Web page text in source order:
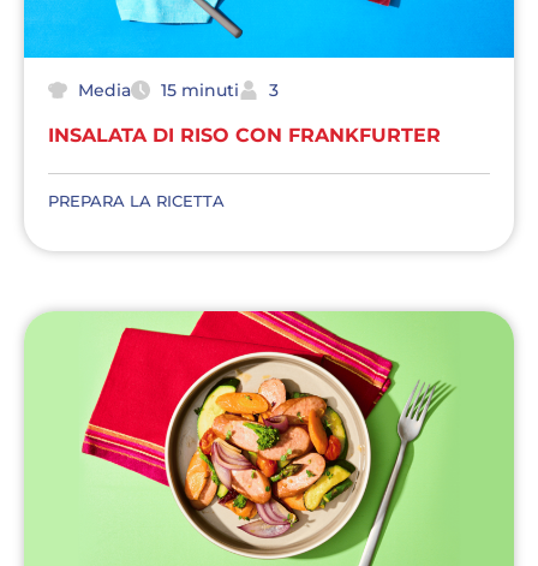
Media 15 minuti 3
INSALATA DI RISO CON FRANKFURTER
PREPARA LA RICETTA